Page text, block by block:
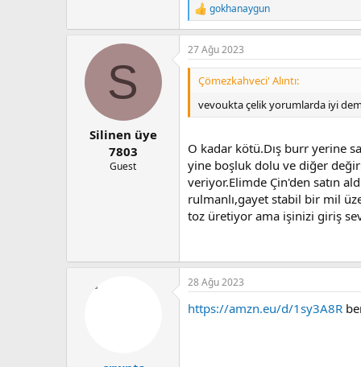
T
e
p
k
i
:
gokhanaygun
S
Silinen üye
7803
Guest
27 Ağu 2023
Çömezkahveci' Alıntı:
vevoukta çelik yorumlarda iyi
O kadar kötü.Dış burr yerine
yine boşluk dolu ve diğer
veriyor.Elimde Çin'den satın
rulmanlı,gayet stabil bir mil
toz üretiyor ama işinizi giriş
28 Ağu 2023
https://amzn.eu/d/1sy3A8R